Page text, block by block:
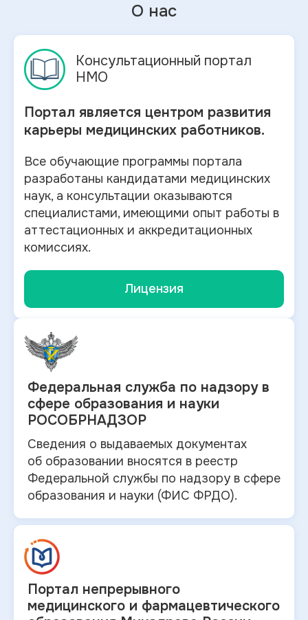
О нас
Консультационный портал
НМО
Портал является центром развития
карьеры медицинских работников.
Все обучающие программы портала
разработаны кандидатами медицинских
наук, а консультации оказываются
специалистами, имеющими опыт работы в
аттестационных и аккредитационных
комиссиях.
Лицензия
Федеральная служба по надзору в
сфере образования и науки
РОСОБРНАДЗОР
Сведения о выдаваемых документах
об образовании вносятся в реестр
Федеральной службы по надзору в сфере
образования и науки (ФИС ФРДО).
Портал непрерывного
медицинского и фармацевтического